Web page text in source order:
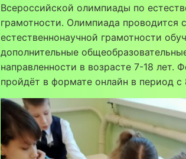
Всероссийской олимпиады по
грамотности. Олимпиада проводится
естественнонаучной грамотности
дополнительные
направленности в возрасте 7-18 лет.
пройдёт в формате онлайн в период с